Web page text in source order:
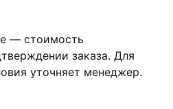
— стоимость
заказа. Для
уточняет менеджер.